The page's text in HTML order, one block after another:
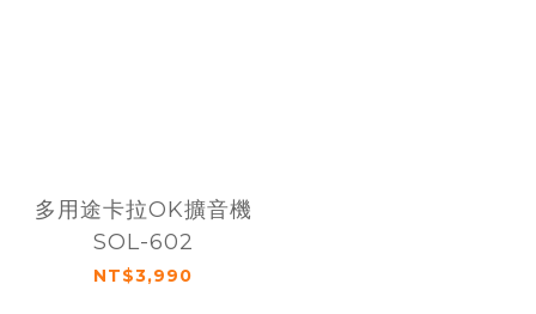
多用途卡拉OK擴音機
SOL-602
NT$3,990